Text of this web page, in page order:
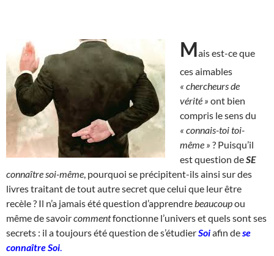
Mais est-ce que
ces aimables
« chercheurs de
vérité » ont bien
compris le sens du
« connais-toi toi-
même » ? Puisqu’il
est question deSE
connaître soi-même , pourquoi se précipitent-ils ainsi sur des
livres traitant de tout autre secret que celui que leur être
recèle ? Il n’a jamais été question d’apprendre beaucoupou
même de savoircommentfonctionne l’univers et quels sont ses
secrets : il a toujours été question de s’étudierSoiafin dese
connaître Soi